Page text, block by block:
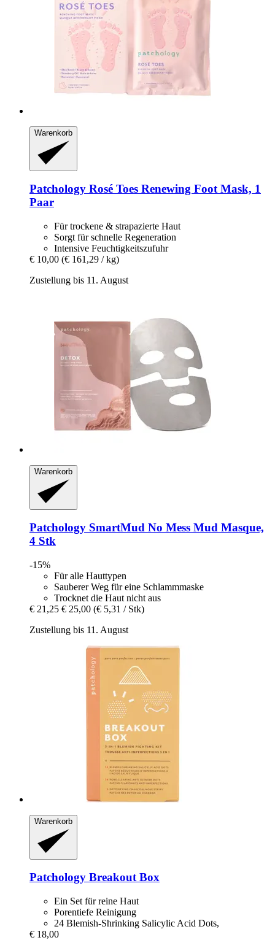
Warenkorb
Patchology Rosé Toes Renewing Foot Mask, 1
Paar
Für trockene & strapazierte Haut
Sorgt für schnelle Regeneration
Intensive Feuchtigkeitszufuhr
€ 10,00 (€ 161,29 / kg)
Zustellung bis 11. August
Warenkorb
Patchology SmartMud No Mess Mud Masque,
4 Stk
-15%
Für alle Hauttypen
Sauberer Weg für eine Schlammmaske
Trocknet die Haut nicht aus
€ 21,25 € 25,00 (€ 5,31 / Stk)
Zustellung bis 11. August
Warenkorb
Patchology Breakout Box
Ein Set für reine Haut
Porentiefe Reinigung
24 Blemish-Shrinking Salicylic Acid Dots,
€ 18,00